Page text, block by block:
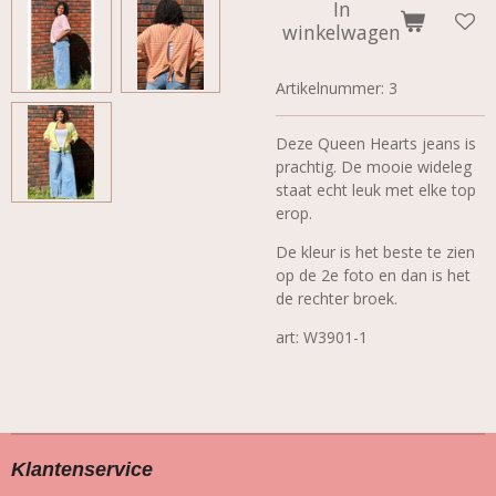
In
winkelwagen
Artikelnummer: 3
Deze Queen Hearts jeans is
prachtig. De mooie wideleg
staat echt leuk met elke top
erop.
De kleur is het beste te zien
op de 2e foto en dan is het
de rechter broek.
art: W3901-1
Klantenservice